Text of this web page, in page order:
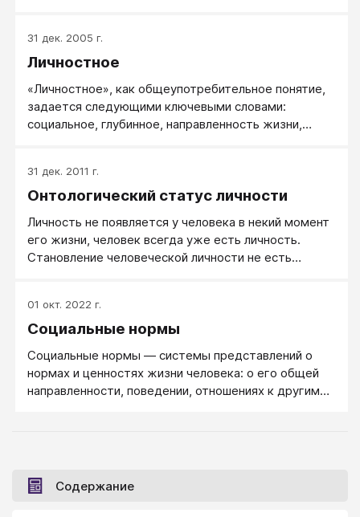
31 дек. 2005 г.
Личностное
«Личностное», как общеупотребительное понятие,
задается следующими ключевыми словами:
социальное, глубинное, направленность жизни,
31 дек. 2011 г.
Онтологический статус личности
Личность не появляется у человека в некий момент
его жизни, человек всегда уже есть личность.
Становление человеческой личности не есть
вырастает изнутри самой себя. Та помощь,
которую воспитатель может оказать ей в этом ее
обеспечении свободы роста через различные виды
творческой деятельности, а во-вторых, в
поддержании ее «питания» через религиозно-
01 окт. 2022 г.
Социальные нормы
Социальные нормы — системы представлений о
нормах и ценностях жизни человека: о его общей
направленности, поведении, отношениях к другим
Содержание